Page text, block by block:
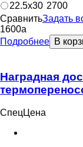
22.5х30 2700
СравнитьЗадать
1600a
Подробнее В
Наградная
СпецЦена